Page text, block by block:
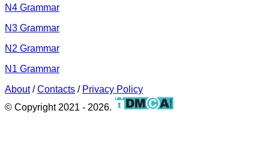
N4 Grammar
N3 Grammar
N2 Grammar
N1 Grammar
About/ Contacts / Privacy Policy
© Copyright 2021 - 2026.